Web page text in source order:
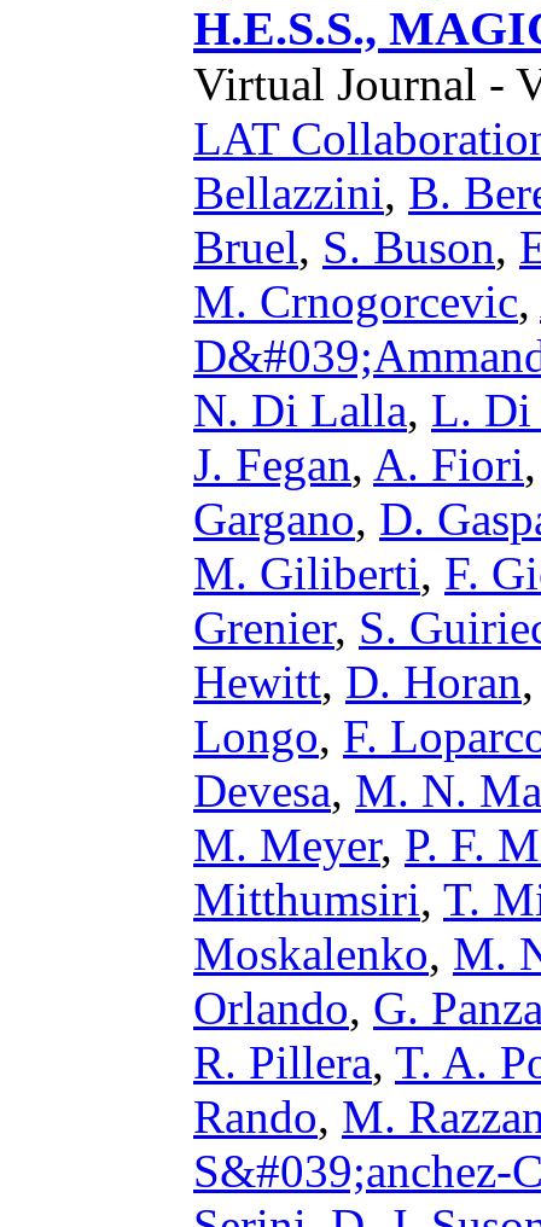
H.E.S.S.,
Virtual Journal -
LAT
Bellazzini, B.
Bruel, S. Buson,
M. Crnogorcevic,
N. Di Lalla, L. Di
J. Fegan, A. Fiori
Gargano, D.
M. Giliberti, F.
Grenier, S.
Hewitt, D. Horan
Longo, F.
Devesa, M. N.
M. Meyer, P. F.
Mitthumsiri, T.
Moskalenko, M.
Orlando, G.
R. Pillera, T. A.
Rando, M.
S&#039;anchez-